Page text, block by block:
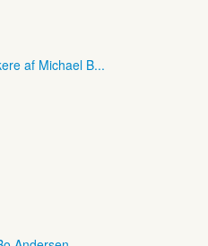
af Michael B...